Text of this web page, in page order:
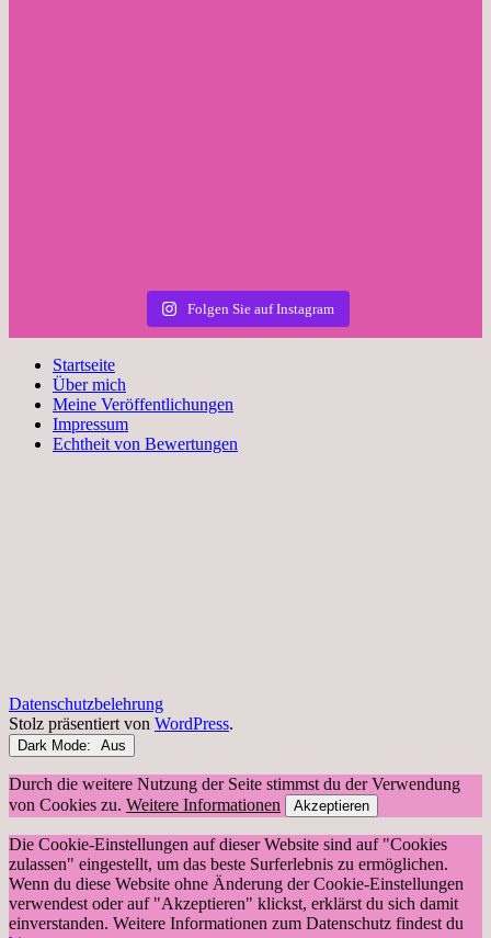
Folgen Sie auf Instagram
Startseite
Über mich
Meine Veröffentlichungen
Impressum
Echtheit von Bewertungen
Datenschutzbelehrung
Stolz präsentiert von WordPress.
Dark Mode:
Durch die weitere Nutzung der Seite stimmst du der Verwendung
von Cookies zu. Weitere Informationen Akzeptieren
Die Cookie-Einstellungen auf dieser Website sind auf "Cookies
zulassen" eingestellt, um das beste Surferlebnis zu ermöglichen.
Wenn du diese Website ohne Änderung der Cookie-Einstellungen
verwendest oder auf "Akzeptieren" klickst, erklärst du sich damit
einverstanden. Weitere Informationen zum Datenschutz findest du